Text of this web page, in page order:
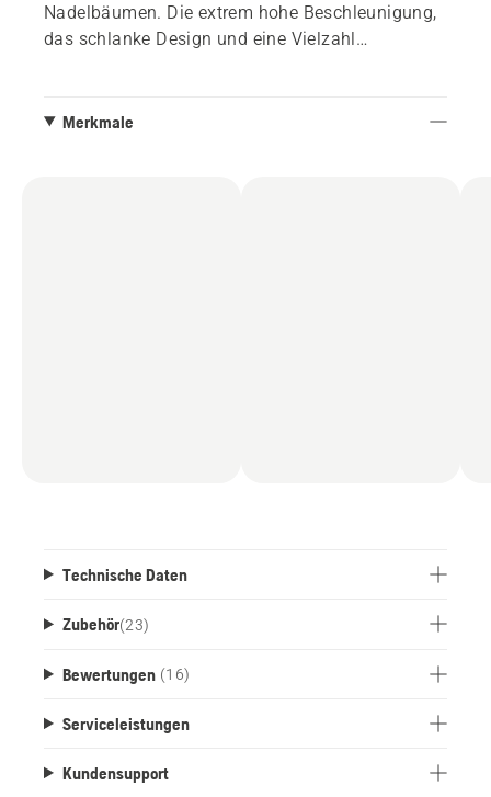
Nadelbäumen. Die extrem hohe Beschleunigung,
das schlanke Design und eine Vielzahl
Arbeiten. Für den Einsatz mit Führungsschienen
Merkmale
Technische Daten
Zubehör(23)
Bewertungen (16)
Serviceleistungen
Kundensupport